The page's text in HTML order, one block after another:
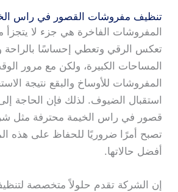
تنظيف مفروشات القصور في راس
المفروشات الفاخرة هي جزء لا
تعكس الرقي وتعطي إحساسًا بالراحة
المساحات الكبيرة، ولكن مع مرور
المفروشات للأوساخ والبقع نتيجة
استقبال الضيوف. لذلك فإن الحاجة
قصور في راس الخيمة محترفة مثل
تصبح أمرًا ضروريًا للحفاظ على هذه
أفضل حالاتها.
إن الشركة تقدم حلولاً متخصصة